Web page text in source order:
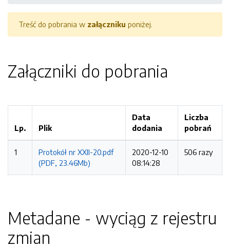
Treść do pobrania w załączniku poniżej.
Załączniki do pobrania
Lp. Plik
Data
dodania
Liczba
pobrań
1
Protokół nr XXII-20.pdf
(PDF, 23.46Mb)
2020-12-10
08:14:28
506 razy
Metadane - wyciąg z rejestru
zmian